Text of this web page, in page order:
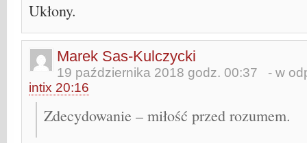
Ukłony.
Marek Sas-Kulczycki
19 października 2018 godz. 00:37 - w
intix 20:16
Zdecydowanie – miłość przed rozumem.